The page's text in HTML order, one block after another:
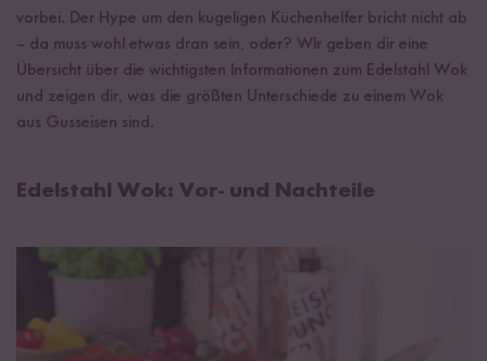
vorbei. Der Hype um den kugeligen Küchenhelfer bricht nicht ab
– da muss wohl etwas dran sein, oder? WIr geben dir eine
Übersicht über die wichtigsten Informationen zum Edelstahl Wok
und zeigen dir, was die größten Unterschiede zu einem Wok
aus Gusseisen sind.
Edelstahl Wok: Vor- und Nachteile